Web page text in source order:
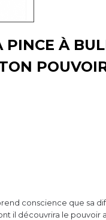
PINCE À
conscience que sa
il découvrira le pouvoir